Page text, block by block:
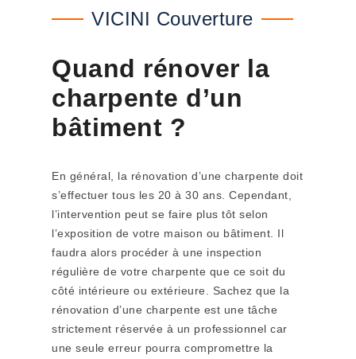
VICINI Couverture
Quand rénover la
charpente d’un
bâtiment ?
En général, la rénovation d’une charpente doit
s’effectuer tous les 20 à 30 ans. Cependant,
l’intervention peut se faire plus tôt selon
l’exposition de votre maison ou bâtiment. Il
faudra alors procéder à une inspection
régulière de votre charpente que ce soit du
côté intérieure ou extérieure. Sachez que la
rénovation d’une charpente est une tâche
strictement réservée à un professionnel car
une seule erreur pourra compromettre la